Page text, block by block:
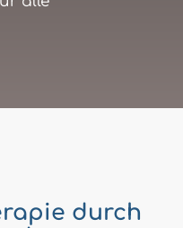
durch